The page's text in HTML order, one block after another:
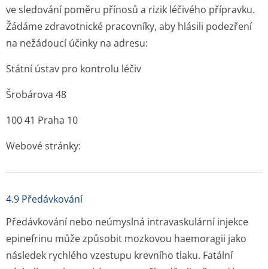
ve sledování poměru přínosů a rizik léčivého přípravku.
Žádáme zdravotnické pracovníky, aby hlásili podezření
na nežádoucí účinky na adresu:
Státní ústav pro kontrolu léčiv
Šrobárova 48
100 41 Praha 10
Webové stránky:
4.9 Předávkování
Předávkování nebo neúmyslná intravaskulární injekce
epinefrinu může způsobit mozkovou haemoragii jako
následek rychlého vzestupu krevního tlaku. Fatální